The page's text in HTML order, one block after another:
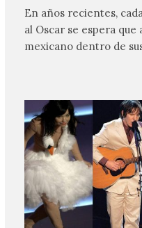
En años recientes,
al Oscar se espera
mexicano dentro de